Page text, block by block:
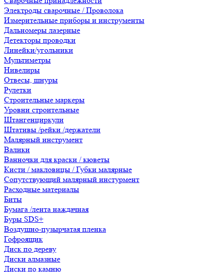
Электроды сварочные / Проволока
Измерительные приборы и инструменты
Дальномеры лазерные
Детекторы проводки
Линейки/угольники
Мультиметры
Нивелиры
Отвесы, шнуры
Рулетки
Строительные маркеры
Уровни строительные
Штангенциркули
Штативы /рейки /держатели
Малярный инструмент
Валики
Ванночки для краски / кюветы
Кисти / макловицы / Губки малярные
Сопутствующий малярный инстурмент
Расходные материалы
Биты
Бумага /лента наждачная
Буры SDS+
Воздушно-пузырчатая пленка
Гофроящик
Диск по дереву
Диски алмазные
Диски по камню